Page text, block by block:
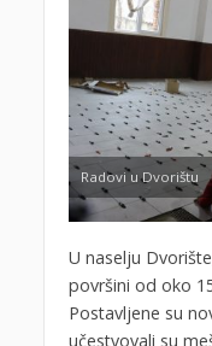
Radovi u Dvorištu
U naselju
površini od oko
Postavljene su
učestvovali su